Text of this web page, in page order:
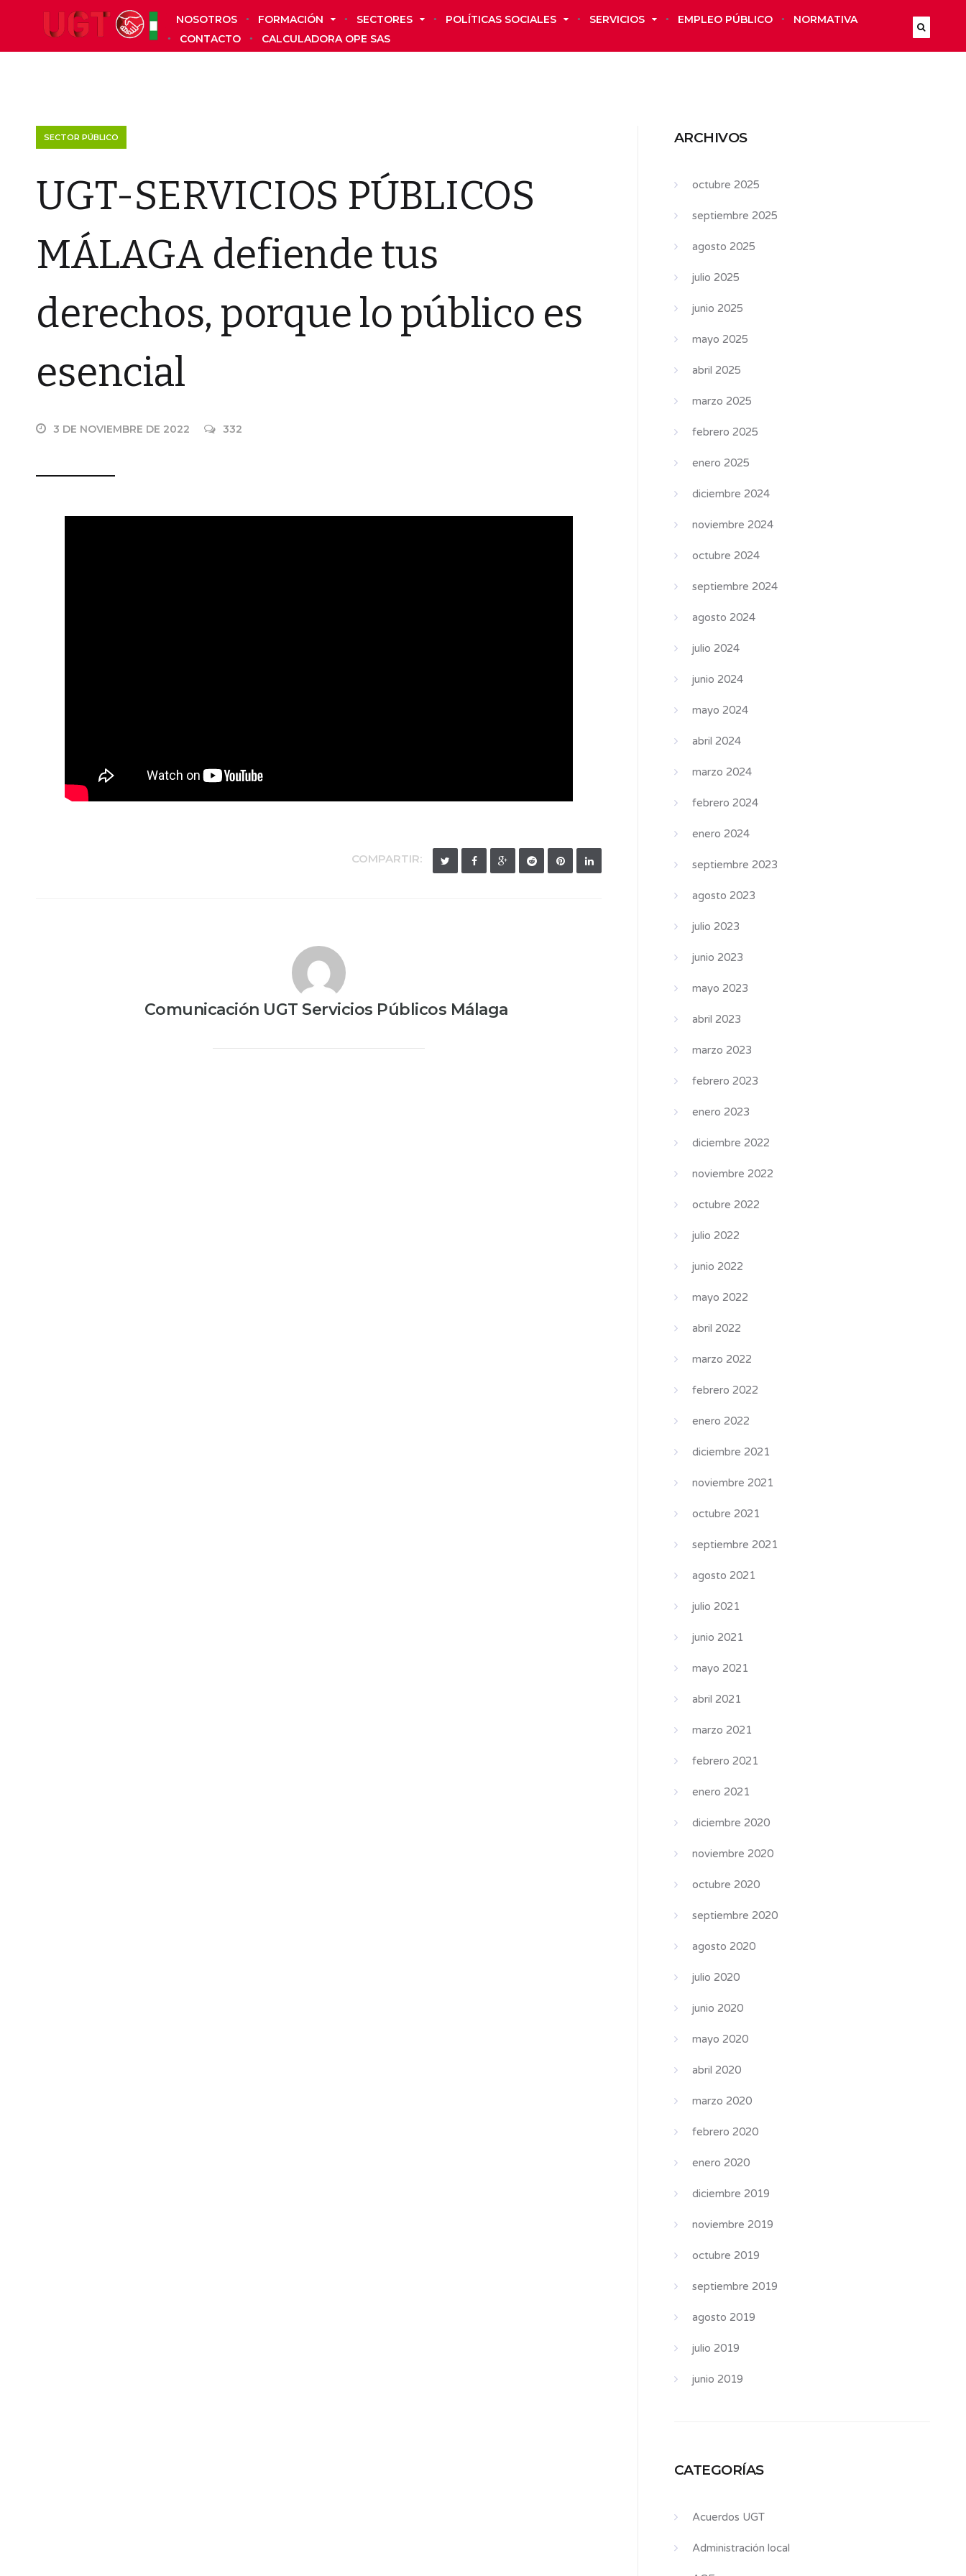
NOSOTROS FORMACIÓN SECTORES POLÍTICAS SOCIALES SERVICIOS EMPLEO PÚBLICO
NORMATIVA
CONTACTO
CALCULADORA OPE SAS
SECTOR PÚBLICO
UGT-SERVICIOS PÚBLICOS
MÁLAGA defiende tus
derechos, porque lo público es
esencial
3 DE NOVIEMBRE DE 2022 332
COMPARTIR:
Comunicación UGT Servicios Públicos Málaga
ARCHIVOS
octubre 2025
septiembre 2025
agosto 2025
julio 2025
junio 2025
mayo 2025
abril 2025
marzo 2025
febrero 2025
enero 2025
diciembre 2024
noviembre 2024
octubre 2024
septiembre 2024
agosto 2024
julio 2024
junio 2024
mayo 2024
abril 2024
marzo 2024
febrero 2024
enero 2024
septiembre 2023
agosto 2023
julio 2023
junio 2023
mayo 2023
abril 2023
marzo 2023
febrero 2023
enero 2023
diciembre 2022
noviembre 2022
octubre 2022
julio 2022
junio 2022
mayo 2022
abril 2022
marzo 2022
febrero 2022
enero 2022
diciembre 2021
noviembre 2021
octubre 2021
septiembre 2021
agosto 2021
julio 2021
junio 2021
mayo 2021
abril 2021
marzo 2021
febrero 2021
enero 2021
diciembre 2020
noviembre 2020
octubre 2020
septiembre 2020
agosto 2020
julio 2020
junio 2020
mayo 2020
abril 2020
marzo 2020
febrero 2020
enero 2020
diciembre 2019
noviembre 2019
octubre 2019
septiembre 2019
agosto 2019
julio 2019
junio 2019
CATEGORÍAS
Acuerdos UGT
Administración local